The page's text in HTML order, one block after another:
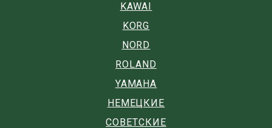
KAWAI
KORG
NORD
ROLAND
YAMAHA
НЕМЕЦКИЕ
СОВЕТСКИЕ